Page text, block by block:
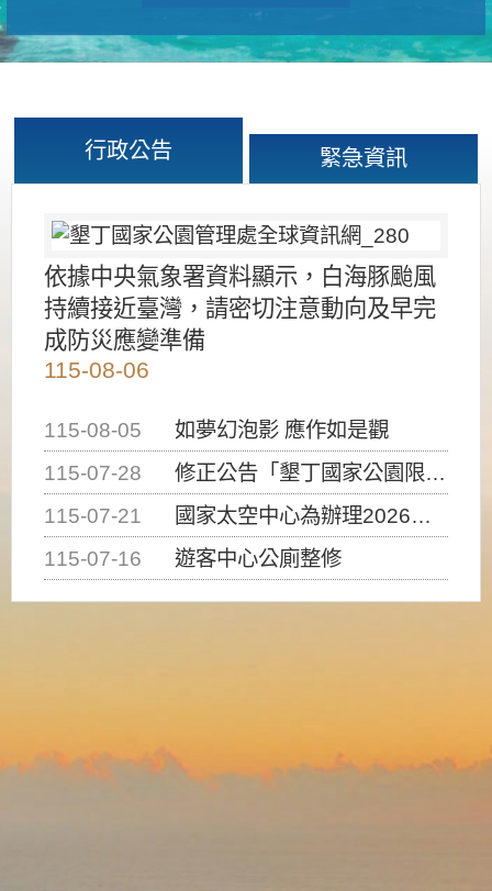
行政公告 緊急資訊
依據中央氣象署資料顯示，白海豚颱風
持續接近臺灣，請密切注意動向及早完
成防災應變準備
115-08-06
115-08-05
如夢幻泡影 應作如是觀
115-07-28
修正公告「墾丁國家公園限制水域遊憩活動之種類、範圍、時間及行為」，自即日生效。
115-07-21
國家太空中心為辦理2026台灣盃火箭競賽，陸、海、空域警戒及協調相關事宜，因颱風備案事宜
115-07-16
遊客中心公廁整修